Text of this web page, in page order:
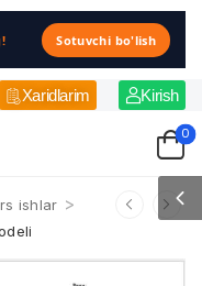
Sotuvchi bo'lish
Xaridlarim Kirish
0
ishlar >